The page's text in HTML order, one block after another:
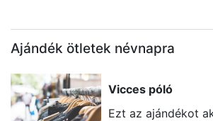
Ajándék ötletek névnapra
Vicces póló
Ezt az ajándékot